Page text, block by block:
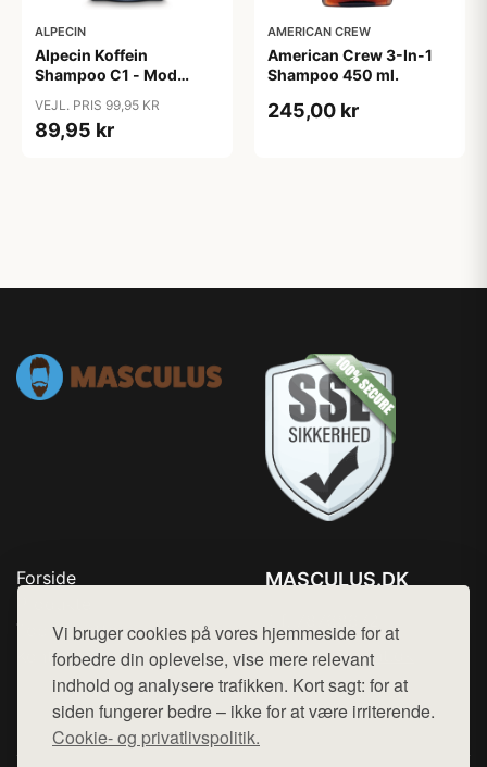
Vi bruger cookies på vores hjemmeside for at
forbedre din oplevelse, vise mere relevant
indhold og analysere trafikken. Kort sagt: for at
siden fungerer bedre – ikke for at være irriterende.
Cookie- og privatlivspolitik.
ALPECIN
Alpecin Koffein
Shampoo C1 - Mod
VEJL. PRIS 99,95 KR
89,95 kr
AMERICAN CREW
American Crew 3-In-1
Shampoo 450 ml.
245,00 kr
Forside
Top Rabatter
Kontakt
MASCULUS.DK
Mail: hej@want.dk
Cookie- og privatlivspolitik